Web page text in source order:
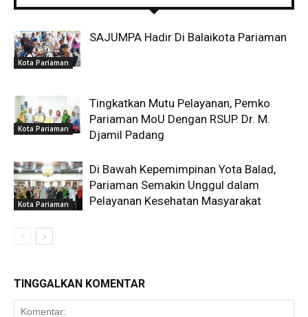
Kota Pariaman
SAJUMPA Hadir Di Balaikota Pariaman
Kota Pariaman
Tingkatkan Mutu Pelayanan, Pemko
Pariaman MoU Dengan RSUP. Dr. M.
Djamil Padang
Kota Pariaman
Di Bawah Kepemimpinan Yota Balad,
Pariaman Semakin Unggul dalam
Pelayanan Kesehatan Masyarakat
TINGGALKAN KOMENTAR